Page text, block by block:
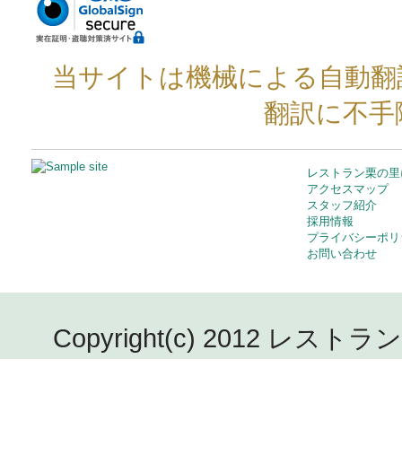
当サイトは機械による自動
翻訳に不
レストラン栗の
アクセスマップ
スタッフ紹介
採用情報
プライバシーポ
お問い合わせ
Copyright(c) 2012 レストラ